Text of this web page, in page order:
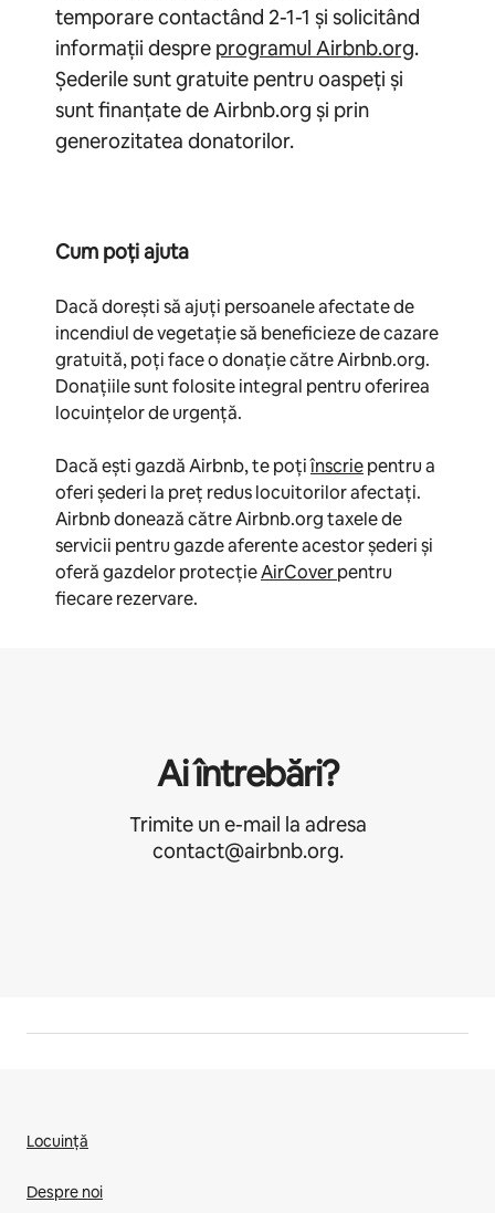
temporare contactând 2-1-1 și solicitând
informații despre programul Airbnb.org.
Șederile sunt gratuite pentru oaspeți și
sunt finanțate de Airbnb.org și prin
generozitatea donatorilor.
Cum poți ajuta
Dacă dorești să ajuți persoanele afectate de
incendiul de vegetație să beneficieze de cazare
gratuită, poți face o donație către Airbnb.org.
Donațiile sunt folosite integral pentru oferirea
locuințelor de urgență.
Dacă ești gazdă Airbnb, te poțiînscriepentru a
oferi șederi la preț redus locuitorilor afectați.
Airbnb donează către Airbnb.org taxele de
servicii pentru gazde aferente acestor șederi și
oferă gazdelor protecțieAirCoverpentru
fiecare rezervare.
Ai întrebări?
Trimite un e-mail la adresa
contact@airbnb.org.
Locuință
Despre noi